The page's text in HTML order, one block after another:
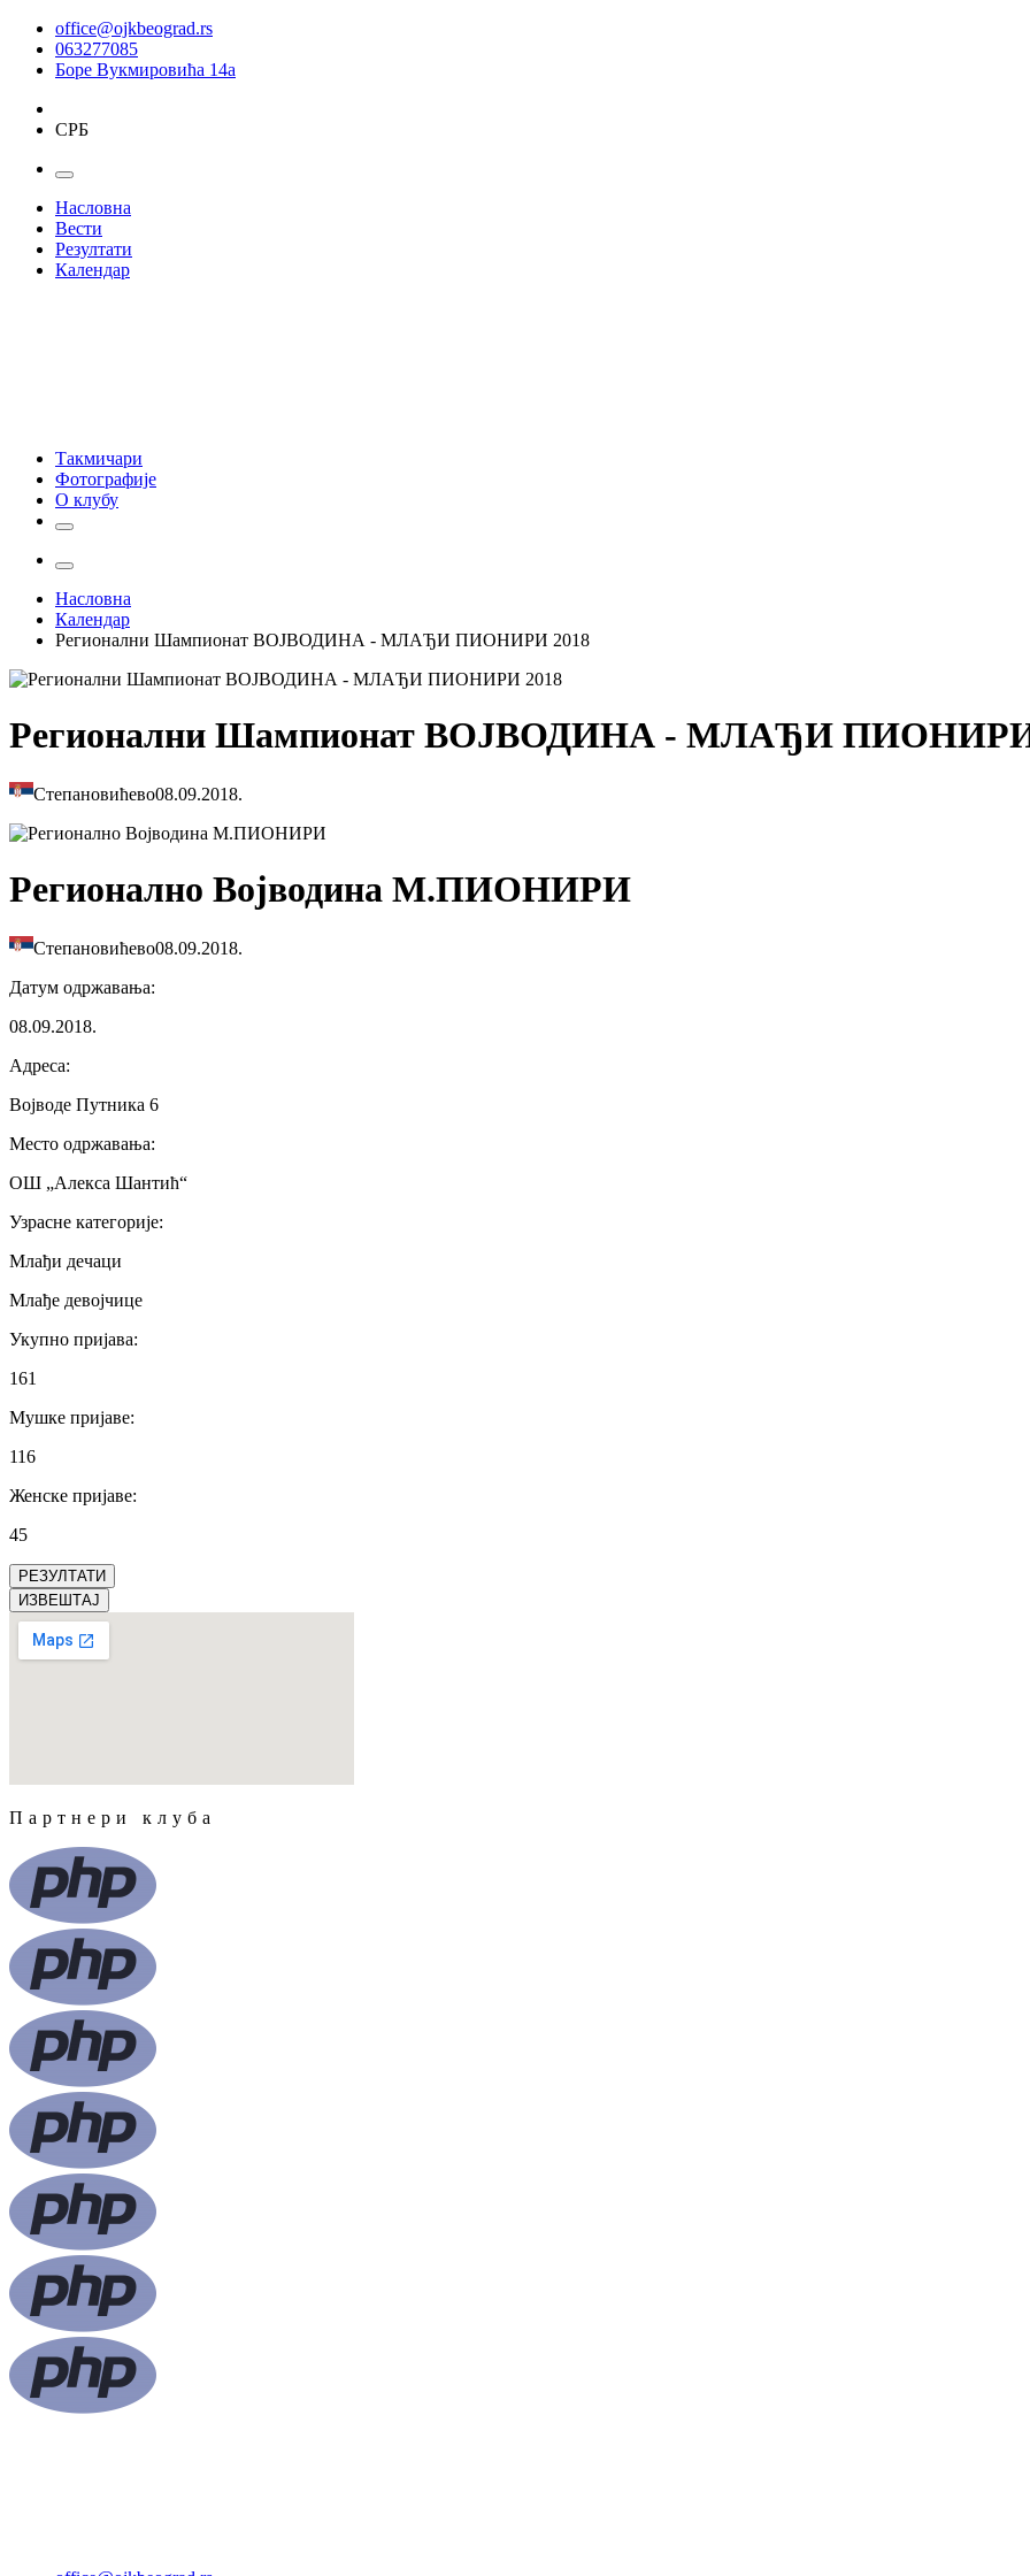
office@ojkbeograd.rs
063277085
Боре Вукмировића 14а
СРБ
Насловна
Вести
Резултати
Календар
Такмичари
Фотографије
О клубу
Насловна
Календар
Регионални Шампионат ВОЈВОДИНА - МЛАЂИ ПИОНИРИ 2018
Регионални Шампионат ВОЈВОДИНА - МЛАЂИ ПИОНИРИ
Степановићево08.09.2018.
Регионално Војводина М.ПИОНИРИ
Степановићево08.09.2018.
Датум одржавања:
08.09.2018.
Адреса:
Војводе Путника 6
Место одржавања:
ОШ „Алекса Шантић“
Узрасне категорије:
Млађи дечаци
Млађе девојчице
Укупно пријава:
161
Мушке пријаве:
116
Женске пријаве:
45
РЕЗУЛТАТИ
ИЗВЕШТАЈ
Партнери клуба